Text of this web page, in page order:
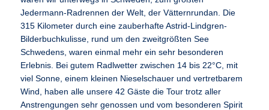
Jedermann-Radrennen der Welt, der Vätternrundan. Die
315 Kilometer durch eine zauberhafte Astrid-Lindgren-
Bilderbuchkulisse, rund um den zweitgrößten See
Schwedens, waren einmal mehr ein sehr besonderen
Erlebnis. Bei gutem Radlwetter zwischen 14 bis 22°C, mit
viel Sonne, einem kleinen Nieselschauer und vertretbarem
Wind, haben alle unsere 42 Gäste die Tour trotz aller
Anstrengungen sehr genossen und vom besonderen Spirit